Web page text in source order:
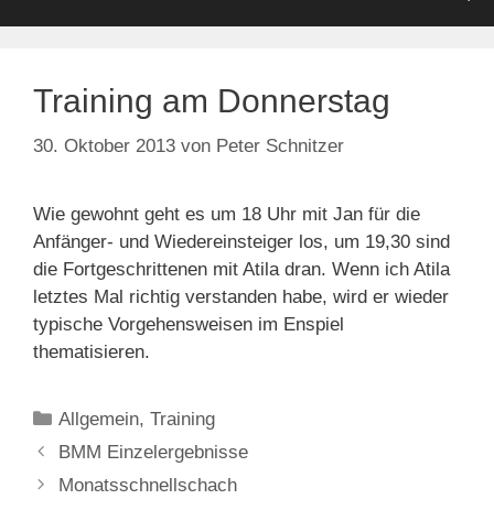
Training am Donnerstag
30. Oktober 2013 von Peter Schnitzer
Wie gewohnt geht es um 18 Uhr mit Jan für die
Anfänger- und Wiedereinsteiger los, um 19,30 sind
die Fortgeschrittenen mit Atila dran. Wenn ich Atila
letztes Mal richtig verstanden habe, wird er wieder
typische Vorgehensweisen im Enspiel
thematisieren.
Kategorien
Allgemein,Training
BMM Einzelergebnisse
Monatsschnellschach